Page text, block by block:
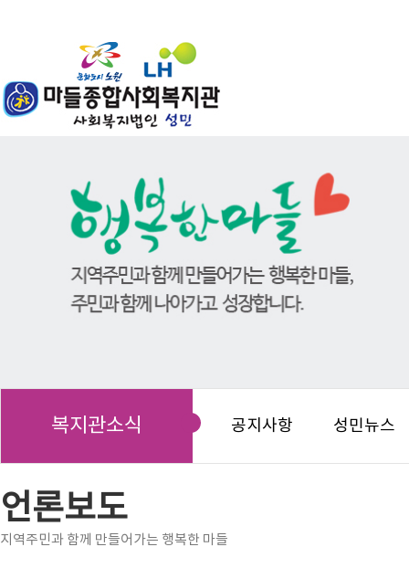
복지관소식 공지사항 성민뉴스
언론보도
지역주민과 함께 만들어가는 행복한 마들